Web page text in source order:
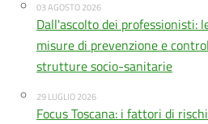
03 AGOSTO 2026
Dall'ascolto dei professionisti:
misure di prevenzione e
strutture socio-sanitarie
29 LUGLIO 2026
Focus Toscana: i fattori di